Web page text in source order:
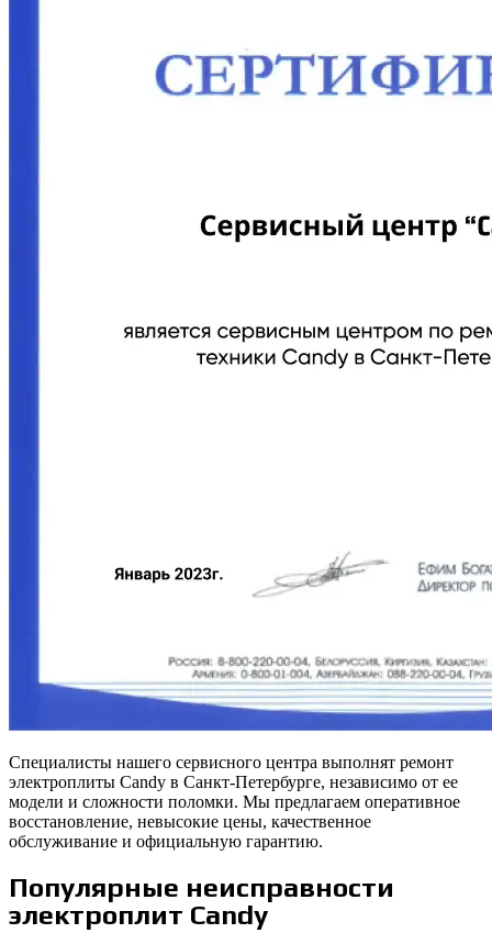
Специалисты нашего сервисного центра выполнят ремонт
электроплиты Candy в Санкт-Петербурге, независимо от ее
модели и сложности поломки. Мы предлагаем оперативное
восстановление, невысокие цены, качественное
обслуживание и официальную гарантию.
Популярные неисправности
электроплит Candy